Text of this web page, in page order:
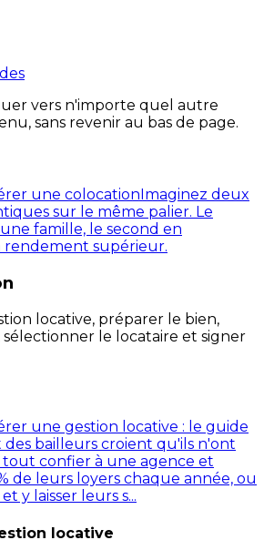
vers n'importe quel autre
sans revenir au bas de page.
une colocation Imaginez deux
sur le même palier. Le
famille, le second en
rendement supérieur.
locative, préparer le bien,
le locataire et signer
une gestion locative : le guide
des bailleurs croient qu'ils n'ont
confier à une agence et
de leurs loyers chaque année, ou
y laisser leurs s...
locative